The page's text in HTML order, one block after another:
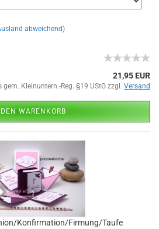
abweichend)
21,95 EUR
gem. Kleinuntern.-Reg. §19 UStG zzgl. Versand
DEN WARENKORB
Konfirmation/Firmung/Taufe